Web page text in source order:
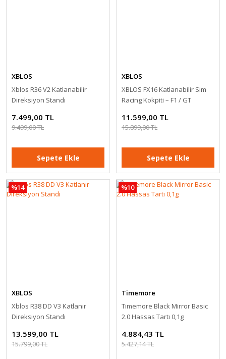
XBLOS
Xblos RK36Xblos Backbone (R36 Kokpit Şaşe Koltuk Kızak)
XBLOS
Xblos R36 V2 Katlanabilir
Direksiyon Standı
7.499,00 TL
9.499,00 TL
Sepete Ekle
XBLOS
XBLOS FX16 Katlanabilir Sim
Racing Kokpiti – F1 / GT
11.599,00 TL
15.899,00 TL
Sepete Ekle
%14
XBLOS
Xblos R38 DD V3 Katlanır
Direksiyon Standı
13.599,00 TL
15.799,00 TL
%10
Timemore
Timemore Black Mirror Basic
2.0 Hassas Tartı 0,1g
4.884,43 TL
5.427,14 TL